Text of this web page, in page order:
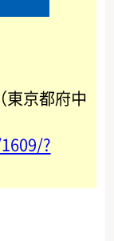
東京都府中
?